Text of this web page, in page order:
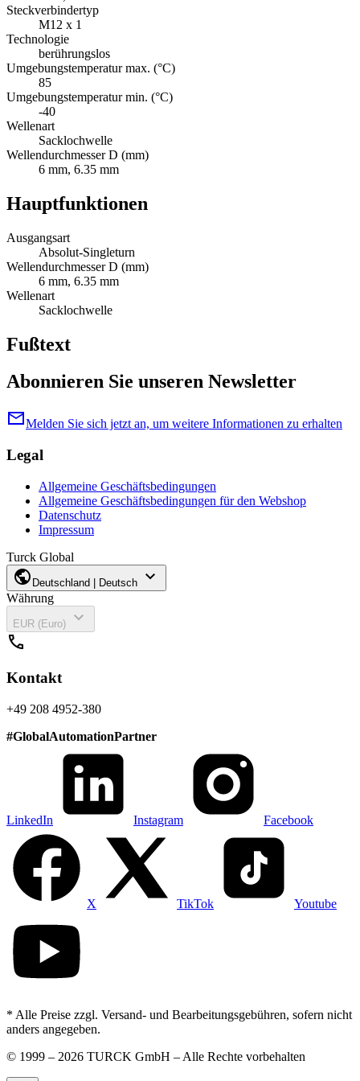
Steckverbindertyp
M12 x 1
Technologie
berührungslos
Umgebungstemperatur max. (°C)
85
Umgebungstemperatur min. (°C)
-40
Wellenart
Sacklochwelle
Wellendurchmesser D (mm)
6 mm, 6.35 mm
Hauptfunktionen
Ausgangsart
Absolut-Singleturn
Wellendurchmesser D (mm)
6 mm, 6.35 mm
Wellenart
Sacklochwelle
Fußtext
Abonnieren Sie unseren Newsletter
mailMelden Sie sich jetzt an, um weitere Informationen zu erhalten
Legal
Allgemeine Geschäftsbedingungen
Allgemeine Geschäftsbedingungen für den Webshop
Datenschutz
Impressum
Turck Global
public Deutschland | Deutsch expand_more
Währung
EUR (Euro)
expand_more
call
Kontakt
+49 208 4952-380
#GlobalAutomationPartner
LinkedIn Instagram Facebook
X TikTok Youtube
* Alle Preise zzgl. Versand- und Bearbeitungsgebühren, sofern nicht
anders angegeben.
© 1999 – 2026 TURCK GmbH – Alle Rechte vorbehalten